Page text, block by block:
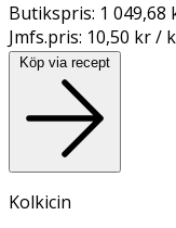
Butikspris: 1 049,68
Jmfs.pris: 10,50 kr /
Köp via recept
Kolkicin